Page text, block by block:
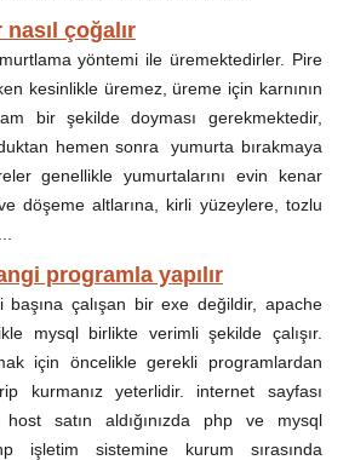
çoğalır
yöntemi ile üremektedirler. Pire
kesinlikle üremez, üreme için karnının
bir şekilde doyması gerekmektedir,
hemen sonra yumurta bırakmaya
genellikle yumurtalarını evin kenar
döşeme altlarına, kirli yüzeylere, tozlu
programla yapılır
başına çalışan bir exe değildir, apache
mysql birlikte verimli şekilde çalışır.
için öncelikle gerekli programlardan
kurmanız yeterlidir. internet sayfası
host satın aldığınızda php ve mysql
işletim sistemine kurum sırasında